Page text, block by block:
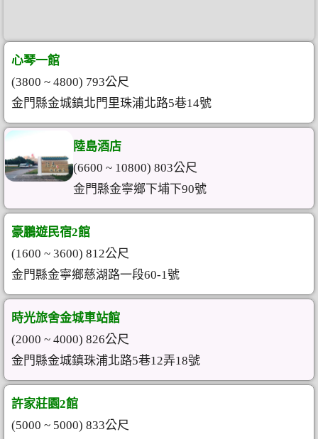
心琴一館
(3800 ~ 4800) 793公尺
金門縣金城鎮北門里珠浦北路5巷14號
陸島酒店
(6600 ~ 10800) 803公尺
金門縣金寧鄉下埔下90號
豪鵬遊民宿2館
(1600 ~ 3600) 812公尺
金門縣金寧鄉慈湖路一段60-1號
時光旅舍金城車站館
(2000 ~ 4000) 826公尺
金門縣金城鎮珠浦北路5巷12弄18號
許家莊園2館
(5000 ~ 5000) 833公尺